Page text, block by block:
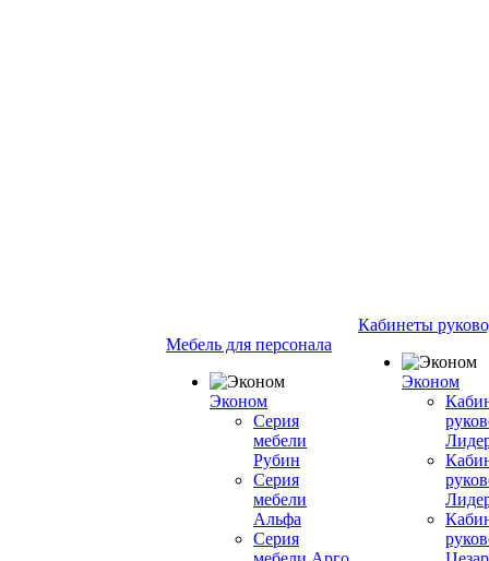
Мебель для персонала
Эконом
Серия
мебели
Рубин
Серия
мебели
Альфа
Серия
Кабинеты
Эконом